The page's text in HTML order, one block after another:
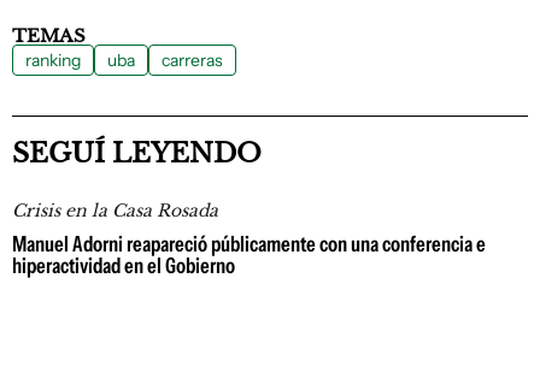
TEMAS
ranking uba carreras
SEGUÍ LEYENDO
Crisis en la Casa Rosada
Manuel Adorni reapareció públicamente con una conferencia e
hiperactividad en el Gobierno